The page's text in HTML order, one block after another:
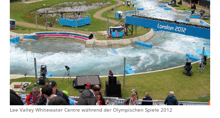
Lee Valley Whitewater Centre während der Olympischen Spiele 2012